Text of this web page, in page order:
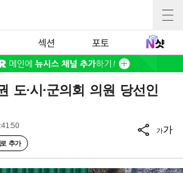
섹션 포토
도·시·군의회 의원 당선인
추가
가가